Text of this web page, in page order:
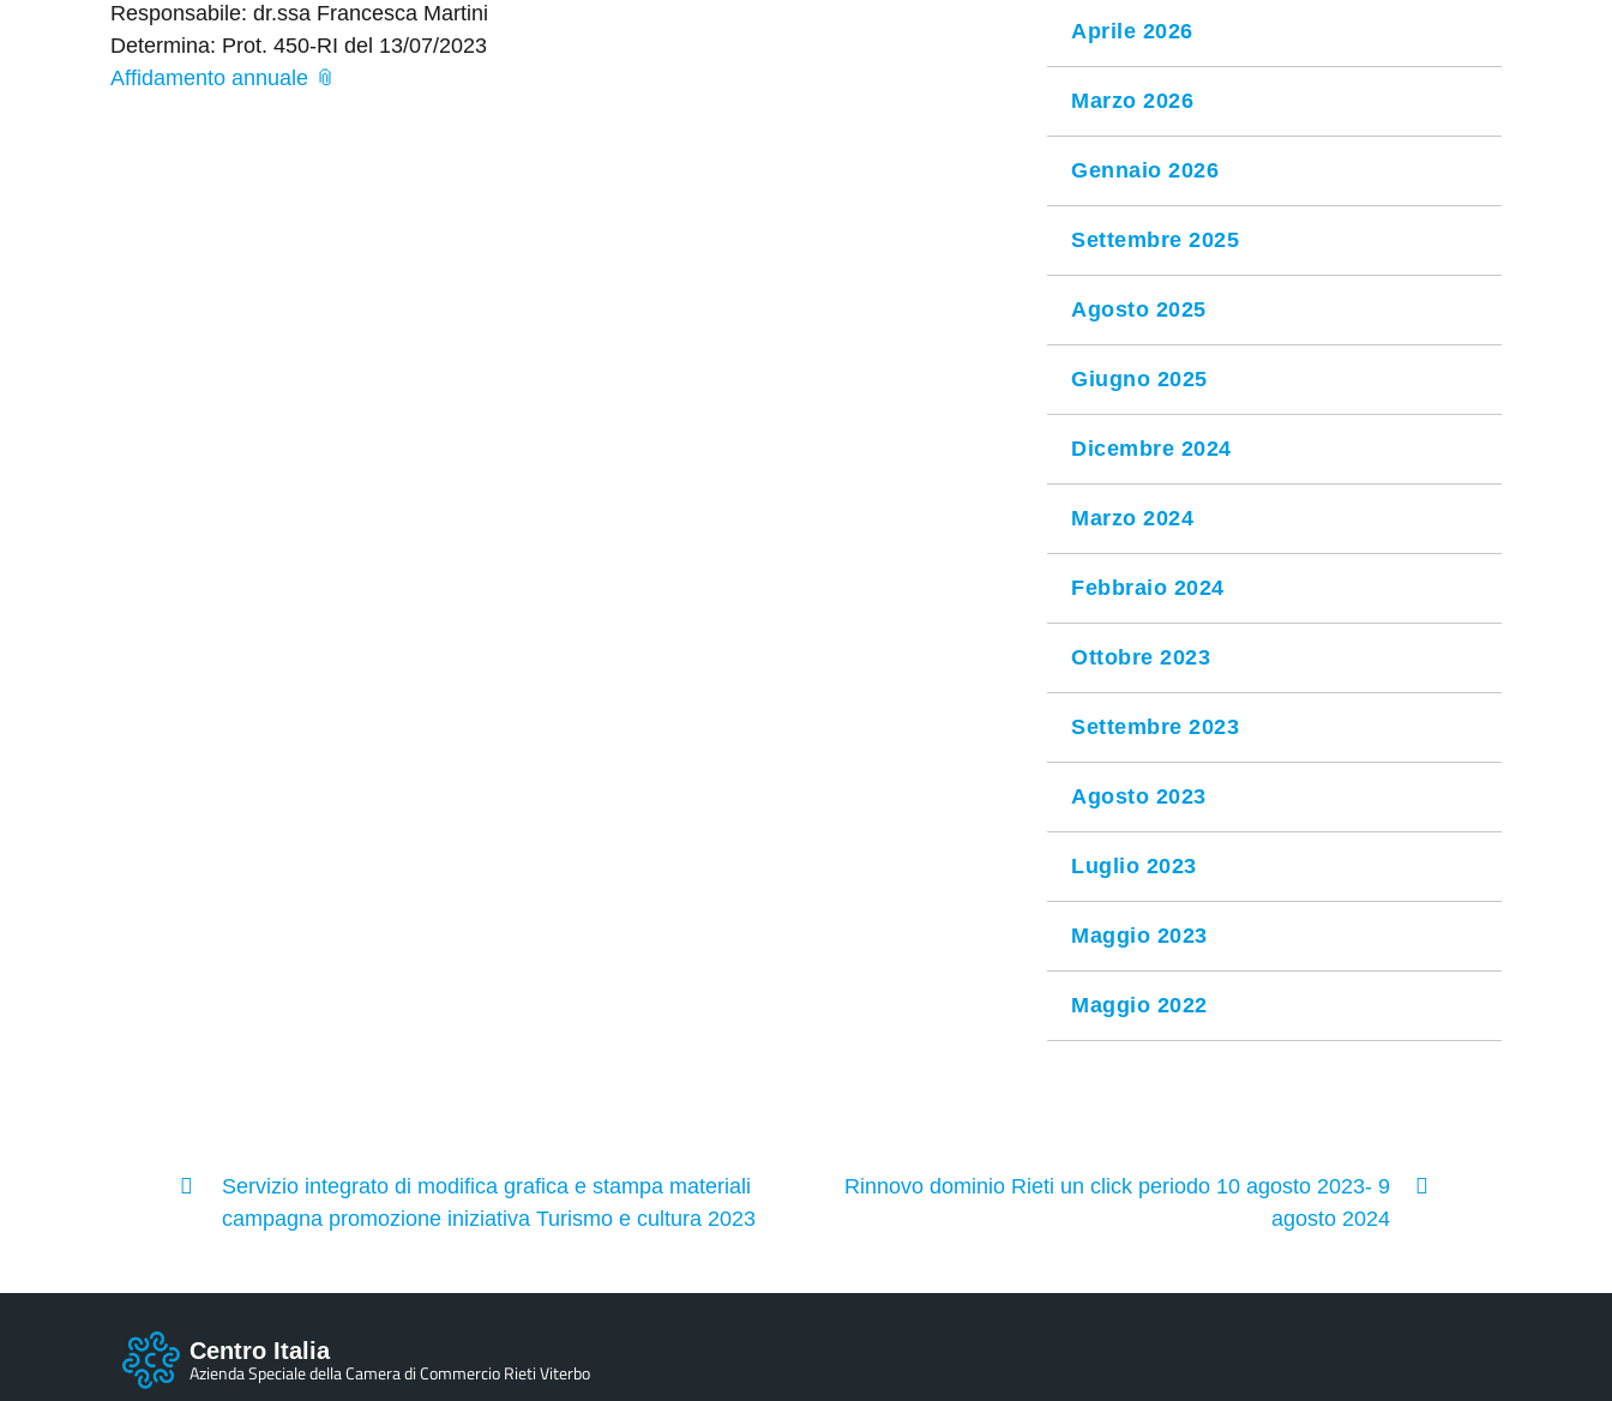
Responsabile: dr.ssa Francesca Martini
Determina: Prot. 450-RI del 13/07/2023
Affidamento annuale
Aprile 2026
Marzo 2026
Gennaio 2026
Settembre 2025
Agosto 2025
Giugno 2025
Dicembre 2024
Marzo 2024
Febbraio 2024
Ottobre 2023
Settembre 2023
Agosto 2023
Luglio 2023
Maggio 2023
Maggio 2022
Servizio integrato di modifica grafica e stampa materiali
campagna promozione iniziativa Turismo e cultura 2023
Rinnovo dominio Rieti un click periodo 10 agosto 2023- 9
agosto 2024
Centro Italia
Azienda Speciale della Camera di Commercio Rieti Viterbo